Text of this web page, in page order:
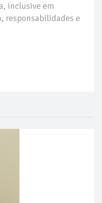
inclusive em
responsabilidades e